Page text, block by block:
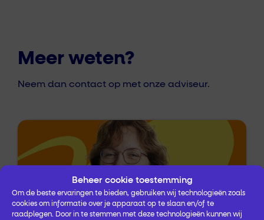
Beheer cookie toestemming
Om de beste ervaringen te bieden, gebruiken wij technologieën zoals
cookies om informatie over je apparaat op te slaan en/of te
raadplegen. Door in te stemmen met deze technologieën kunnen wij
Meer weten?
Neem dan contact op met onze adviseur.